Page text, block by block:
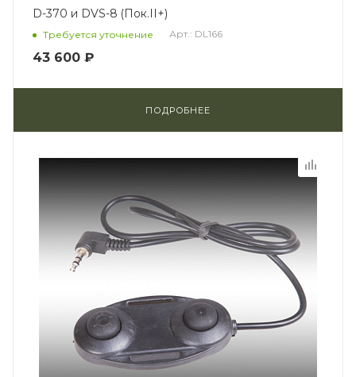
D-370 и DVS-8 (Пок.II+)
Требуется уточнение Арт.: DL166
43 600 ₽
ПОДРОБНЕЕ